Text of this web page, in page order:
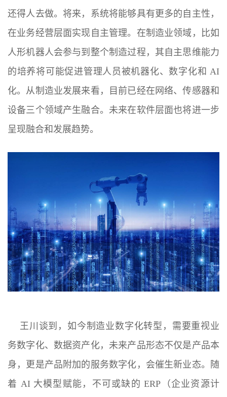
还得人去做。将来，系统将能够具有更多的自主性，
在业务经营层面实现自主管理。在制造业领域，比如
人形机器人会参与到整个制造过程，其自主思维能力
的培养将可能促进管理人员被机器化、数字化和 AI
化。从制造业发展来看，目前已经在网络、传感器和
设备三个领域产生融合。未来在软件层面也将进一步
呈现融合和发展趋势。
王川谈到，如今制造业数字化转型，需要重视业
务数字化、数据资产化，未来产品形态不仅是产品本
身，更是产品附加的服务数字化，会催生新业态。随
着 AI 大模型赋能，不可或缺的 ERP（企业资源计